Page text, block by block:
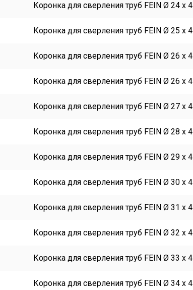
Коронка для сверления труб FEIN Ø 24 x 4
Коронка для сверления труб FEIN Ø 25 x 4
Коронка для сверления труб FEIN Ø 26 x 4
Коронка для сверления труб FEIN Ø 26 x 4
Коронка для сверления труб FEIN Ø 27 x 4
Коронка для сверления труб FEIN Ø 28 x 4
Коронка для сверления труб FEIN Ø 29 x 4
Коронка для сверления труб FEIN Ø 30 x 4
Коронка для сверления труб FEIN Ø 31 x 4
Коронка для сверления труб FEIN Ø 32 x 4
Коронка для сверления труб FEIN Ø 33 x 4
Коронка для сверления труб FEIN Ø 34 x 4